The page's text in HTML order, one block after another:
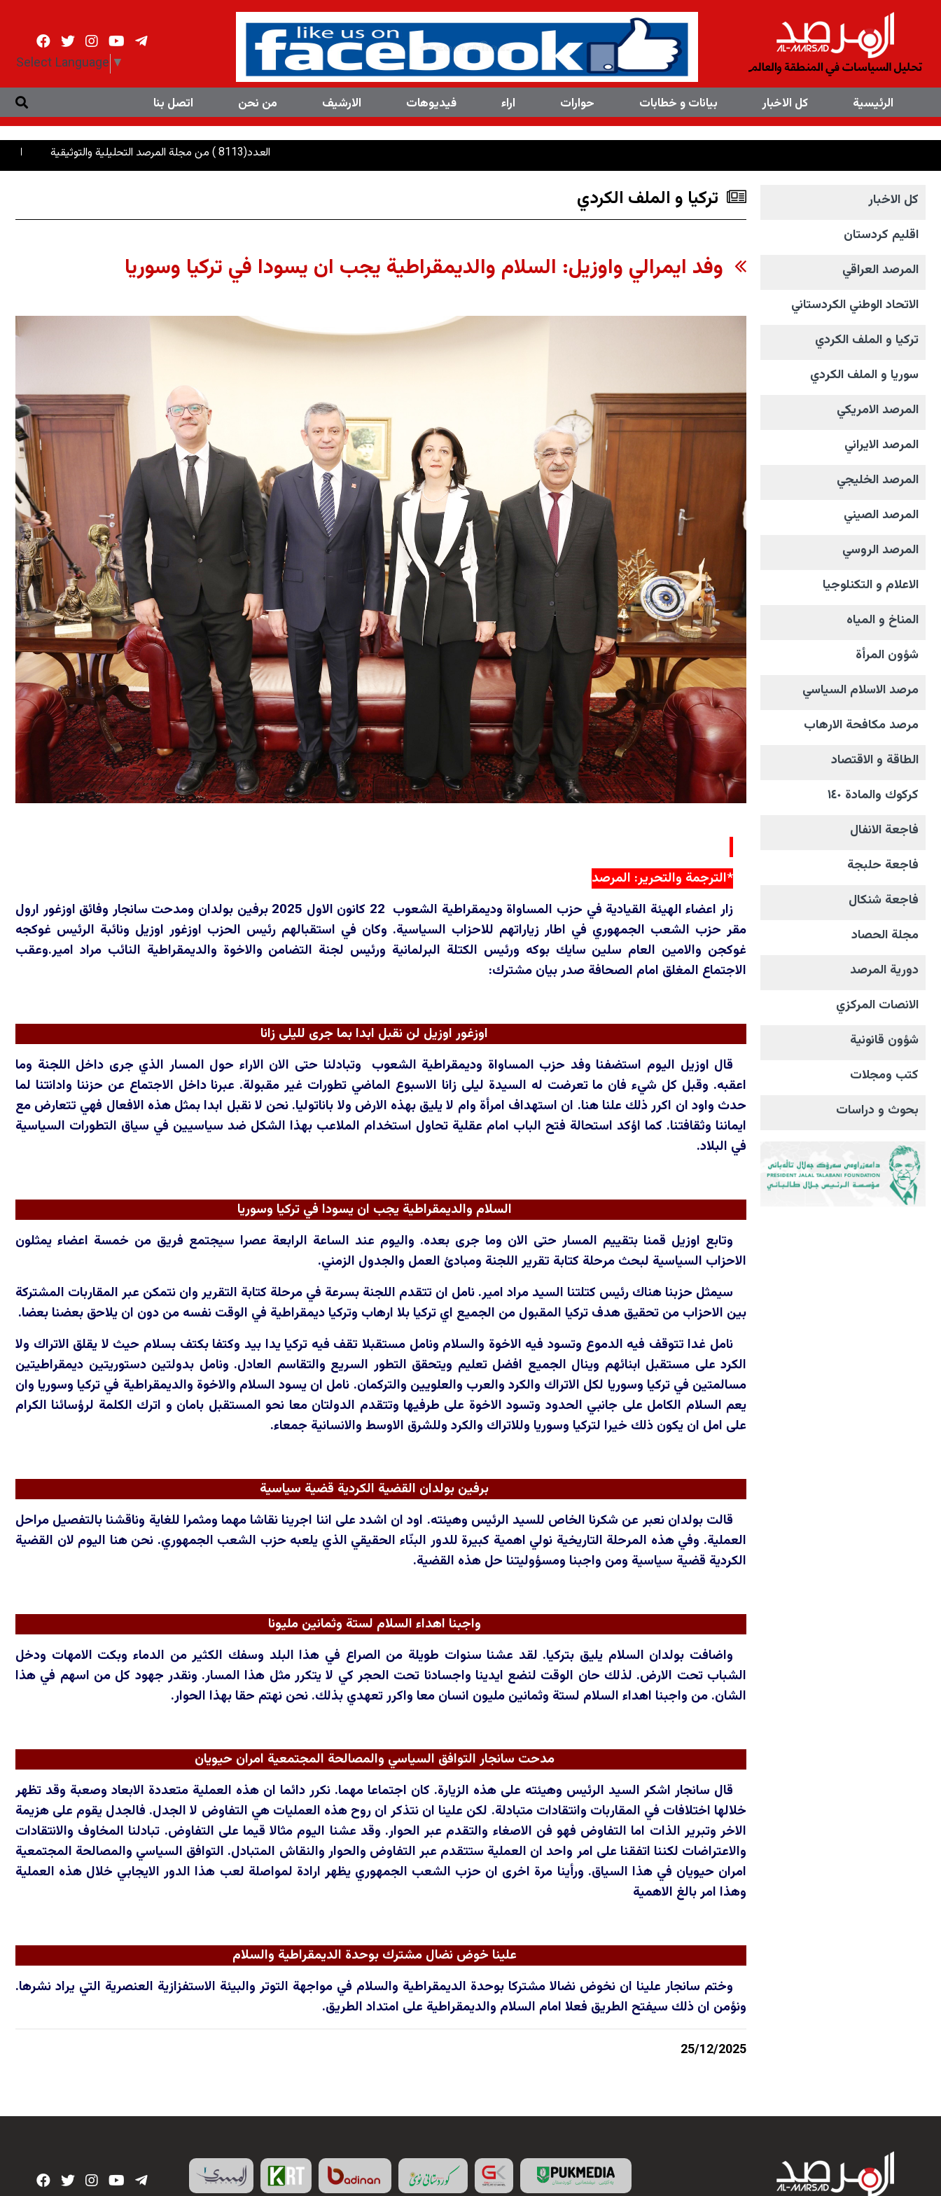
Select Language ▼
الرئیسیة کل الاخبار بیانات و خطابات حوارات اراء فیدیوهات الارشیف من نحن اتصل بنا
×
الرئاسات: إنصاف
کل الاخبار
اقليم كردستان
المرصد العراقي
الاتحاد الوطني الکردستاني
تركيا و الملف الکردي
سوريا و الملف الکردي
المرصد الامریکي
المرصد الايراني
المرصد الخليجي
المرصد الصيني
المرصد الروسي
الاعلام و التکنلوجیا
المناخ و المیاه
شؤون المرأة
مرصد الاسلام السياسي
مرصد مكافحة الارهاب
الطاقة و الاقتصاد
كركوك والمادة ١٤٠
فاجعة الانفال
فاجعة حلبجة
فاجعة شنكال
مجلة الحصاد
دورية المرصد
الانصات المرکزي
شؤون قانونية
كتب ومجلات
بحوث و دراسات
تركيا و الملف الکردي
​وفد ايمرالي واوزيل: السلام والديمقراطية يجب ان يسودا في تركيا وسوريا
*الترجمة والتحرير: المرصد
زار اعضاء الهيئة القيادية في حزب المساواة وديمقراطية الشعوب 22 كانون الاول 2025 برفين بولدان ومدحت سانجار وفائق اوزغور ارول
مقر حزب الشعب الجمهوري في اطار زياراتهم للاحزاب السياسية. وكان في استقبالهم رئيس الحزب اوزغور اوزيل ونائبة الرئيس غوكجه
غوكجن والامين العام سلين سايك بوكه ورئيس الكتلة البرلمانية ورئيس لجنة التضامن والاخوة والديمقراطية النائب مراد امير.وعقب
الاجتماع المغلق امام الصحافة صدر بيان مشترك:
اوزغور اوزيل لن نقبل ابدا بما جرى لليلى زانا
قال اوزيل اليوم استضفنا وفد حزب المساواة وديمقراطية الشعوب وتبادلنا حتى الان الاراء حول المسار الذي جرى داخل اللجنة وما
اعقبه. وقبل كل شيء فان ما تعرضت له السيدة ليلى زانا الاسبوع الماضي تطورات غير مقبولة. عبرنا داخل الاجتماع عن حزننا وادانتنا لما
حدث واود ان اكرر ذلك علنا هنا. ان استهداف امرأة وام لا يليق بهذه الارض ولا باناتوليا. نحن لا نقبل ابدا بمثل هذه الافعال فهي تتعارض مع
ايماننا وثقافتنا. كما اؤكد استحالة فتح الباب امام عقلية تحاول استخدام الملاعب بهذا الشكل ضد سياسيين في سياق التطورات السياسية
في البلاد.
السلام والديمقراطية يجب ان يسودا في تركيا وسوريا
وتابع اوزيل قمنا بتقييم المسار حتى الان وما جرى بعده. واليوم عند الساعة الرابعة عصرا سيجتمع فريق من خمسة اعضاء يمثلون
الاحزاب السياسية لبحث مرحلة كتابة تقرير اللجنة ومبادئ العمل والجدول الزمني.
سيمثل حزبنا هناك رئيس كتلتنا السيد مراد امير. نامل ان تتقدم اللجنة بسرعة في مرحلة كتابة التقرير وان نتمكن عبر المقاربات المشتركة
بين الاحزاب من تحقيق هدف تركيا المقبول من الجميع اي تركيا بلا ارهاب وتركيا ديمقراطية في الوقت نفسه من دون ان يلاحق بعضنا بعضا.
نامل غدا تتوقف فيه الدموع وتسود فيه الاخوة والسلام ونامل مستقبلا تقف فيه تركيا يدا بيد وكتفا بكتف بسلام حيث لا يقلق الاتراك ولا
الكرد على مستقبل ابنائهم وينال الجميع افضل تعليم ويتحقق التطور السريع والتقاسم العادل. ونامل بدولتين دستوريتين ديمقراطيتين
مسالمتين في تركيا وسوريا لكل الاتراك والكرد والعرب والعلويين والتركمان. نامل ان يسود السلام والاخوة والديمقراطية في تركيا وسوريا وان
يعم السلام الكامل على جانبي الحدود وتسود الاخوة على طرفيها وتتقدم الدولتان معا نحو المستقبل بامان و اترك الكلمة لرؤسائنا الكرام
على امل ان يكون ذلك خيرا لتركيا وسوريا وللاتراك والكرد وللشرق الاوسط والانسانية جمعاء.
برفين بولدان القضية الكردية قضية سياسية
قالت بولدان نعبر عن شكرنا الخاص للسيد الرئيس وهيئته. اود ان اشدد على اننا اجرينا نقاشا مهما ومثمرا للغاية وناقشنا بالتفصيل مراحل
العملية. وفي هذه المرحلة التاريخية نولي اهمية كبيرة للدور البنّاء الحقيقي الذي يلعبه حزب الشعب الجمهوري. نحن هنا اليوم لان القضية
الكردية قضية سياسية ومن واجبنا ومسؤوليتنا حل هذه القضية.
واجبنا اهداء السلام لستة وثمانين مليونا
واضافت بولدان السلام يليق بتركيا. لقد عشنا سنوات طويلة من الصراع في هذا البلد وسفك الكثير من الدماء وبكت الامهات ودخل
الشباب تحت الارض. لذلك حان الوقت لنضع ايدينا واجسادنا تحت الحجر كي لا يتكرر مثل هذا المسار. ونقدر جهود كل من اسهم في هذا
الشان. من واجبنا اهداء السلام لستة وثمانين مليون انسان معا واكرر تعهدي بذلك. نحن نهتم حقا بهذا الحوار.
مدحت سانجار التوافق السياسي والمصالحة المجتمعية امران حيويان
قال سانجار اشكر السيد الرئيس وهيئته على هذه الزيارة. كان اجتماعا مهما. نكرر دائما ان هذه العملية متعددة الابعاد وصعبة وقد تظهر
خلالها اختلافات في المقاربات وانتقادات متبادلة. لكن علينا ان نتذكر ان روح هذه العمليات هي التفاوض لا الجدل. فالجدل يقوم على هزيمة
الاخر وتبرير الذات اما التفاوض فهو فن الاصغاء والتقدم عبر الحوار. وقد عشنا اليوم مثالا قيما على التفاوض. تبادلنا المخاوف والانتقادات
والاعتراضات لكننا اتفقنا على امر واحد ان العملية ستتقدم عبر التفاوض والحوار والنقاش المتبادل. التوافق السياسي والمصالحة المجتمعية
امران حيويان في هذا السياق. ورأينا مرة اخرى ان حزب الشعب الجمهوري يظهر ارادة لمواصلة لعب هذا الدور الايجابي خلال هذه العملية
وهذا امر بالغ الاهمية
علينا خوض نضال مشترك بوحدة الديمقراطية والسلام
وختم سانجار علينا ان نخوض نضالا مشتركا بوحدة الديمقراطية والسلام في مواجهة التوتر والبيئة الاستفزازية العنصرية التي يراد نشرها.
ونؤمن ان ذلك سيفتح الطريق فعلا امام السلام والديمقراطية على امتداد الطريق.
25/12/2025